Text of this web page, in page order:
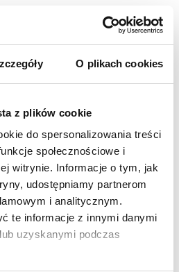
O plikach cookies
z plików cookie
do spersonalizowania treści
społecznościowe i
witrynie. Informacje o tym, jak
udostępniamy partnerom
i analitycznym.
te informacje z innymi danymi
uzyskanymi podczas
między zwaśnionymi stronami
wiedzy i cierpliwości.
satysfakcjonującego obie
w negocjacjach często
porad prawnych
biznesu, zoptymalizować
Cenimy Twój czas:
informacje sprawdzone w
w prawie, które mogą mieć